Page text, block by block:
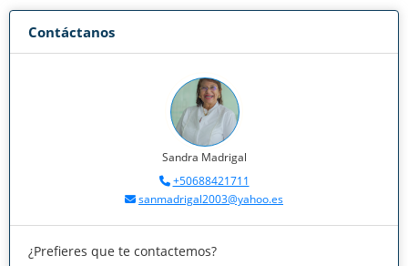
Contáctanos
Sandra Madrigal
+50688421711
sanmadrigal2003@yahoo.es
¿Prefieres que te contactemos?